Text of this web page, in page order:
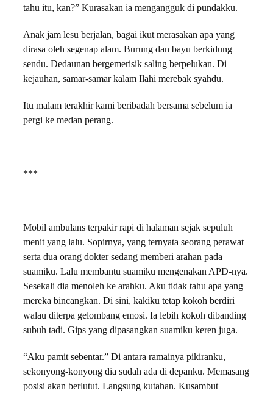
tahu itu, kan?” Kurasakan ia mengangguk di pundakku.
Anak jam lesu berjalan, bagai ikut merasakan apa yang
dirasa oleh segenap alam. Burung dan bayu berkidung
sendu. Dedaunan bergemerisik saling berpelukan. Di
kejauhan, samar-samar kalam Ilahi merebak syahdu.
Itu malam terakhir kami beribadah bersama sebelum ia
pergi ke medan perang.
***
Mobil ambulans terpakir rapi di halaman sejak sepuluh
menit yang lalu. Sopirnya, yang ternyata seorang perawat
serta dua orang dokter sedang memberi arahan pada
suamiku. Lalu membantu suamiku mengenakan APD-nya.
Sesekali dia menoleh ke arahku. Aku tidak tahu apa yang
mereka bincangkan. Di sini, kakiku tetap kokoh berdiri
walau diterpa gelombang emosi. Ia lebih kokoh dibanding
subuh tadi. Gips yang dipasangkan suamiku keren juga.
“Aku pamit sebentar.” Di antara ramainya pikiranku,
sekonyong-konyong dia sudah ada di depanku. Memasang
posisi akan berlutut. Langsung kutahan. Kusambut